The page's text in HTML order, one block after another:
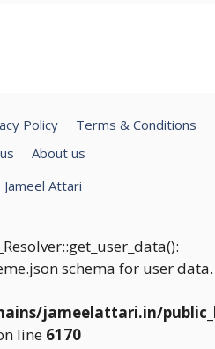
Policy
Terms & Conditions
About us
Attari
schema for user data.
jameelattari.in/
line 6170